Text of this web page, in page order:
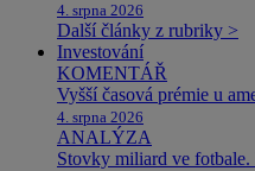
4. srpna 2026
Další články z rubriky >
Investování
KOMENTÁŘ
Vyšší časová prémie u
4. srpna 2026
ANALÝZA
Stovky miliard ve